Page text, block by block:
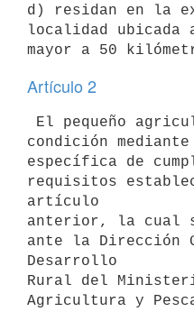
d) residan en la
localidad ubicada
Artículo 2
condición
específica de
requisitos
artículo
anterior, la cual
ante la Dirección
Desarrollo
Rural del